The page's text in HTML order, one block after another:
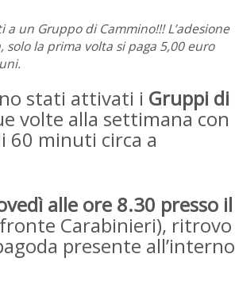
un Gruppo di Cammino!!! L’adesione
solo la prima volta si paga 5,00 euro
stati attivati i Gruppi di
volte alla settimana con
60 minuti circa a
alle ore 8.30 presso il
Carabinieri), ritrovo
presente all’interno